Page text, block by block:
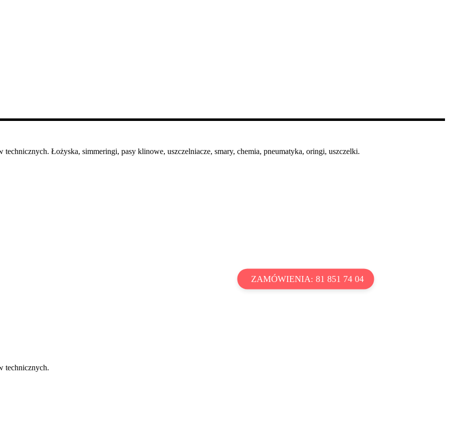
ZAMÓWIENIA: 81 851 74 04
Łożyska, simmeringi, pasy klinowe, uszczelniacze, smary, chemia, pneumatyka, oringi, uszczelki.
technicznych.